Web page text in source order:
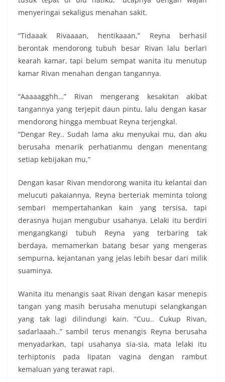
menyeringai sekaligus menahan sakit.
“Tidaaak Rivaaaan, hentikaaan,” Reyna berhasil
berontak mendorong tubuh besar Rivan lalu berlari
kearah kamar, tapi belum sempat wanita itu menutup
kamar Rivan menahan dengan tangannya.
“Aaaaagghh…” Rivan mengerang kesakitan akibat
tangannya yang terjepit daun pintu, lalu dengan kasar
mendorong hingga membuat Reyna terjengkal.
“Dengar Rey.. Sudah lama aku menyukai mu, dan aku
berusaha menarik perhatianmu dengan menentang
setiap kebijakan mu,”
Dengan kasar Rivan mendorong wanita itu kelantai dan
melucuti pakaiannya, Reyna berteriak meminta tolong
sembari mempertahankan kain yang tersisa, tapi
derasnya hujan mengubur usahanya. Lelaki itu berdiri
mengangkangi tubuh Reyna yang terbaring tak
berdaya, memamerkan batang besar yang mengeras
sempurna, kejantanan yang jelas lebih besar dari milik
suaminya.
Wanita itu menangis saat Rivan dengan kasar menepis
tangan yang masih berusaha menutupi selangkangan
yang tak lagi dilindungi kain. “Cuu.. Cukup Rivan,
sadarlaaah..” sambil terus menangis Reyna berusaha
menyadarkan, tapi usahanya sia-sia, mata lelaki itu
terhiptonis pada lipatan vagina dengan rambut
kemaluan yang terawat rapi.